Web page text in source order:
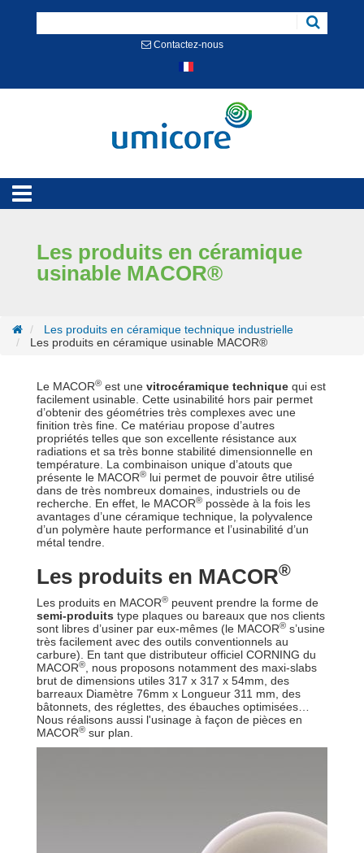
Contactez-nous
Les produits en céramique
usinable MACOR®
Les produits en céramique technique industrielle
Les produits en céramique usinable MACOR®
Le MACOR® est une vitrocéramique technique qui est
facilement usinable. Cette usinabilité hors pair permet
d’obtenir des géométries très complexes avec une
finition très fine. Ce matériau propose d’autres
propriétés telles que son excellente résistance aux
radiations et sa très bonne stabilité dimensionnelle en
température. La combinaison unique d’atouts que
présente le MACOR® lui permet de pouvoir être utilisé
dans de très nombreux domaines, industriels ou de
recherche. En effet, le MACOR® possède à la fois les
avantages d’une céramique technique, la polyvalence
d’un polymère haute performance et l’usinabilité d’un
métal tendre.
Les produits en MACOR®
Les produits en MACOR® peuvent prendre la forme de
semi-produits type plaques ou bareaux que nos clients
sont libres d’usiner par eux-mêmes (le MACOR® s’usine
très facilement avec des outils conventionnels au
carbure). En tant que distributeur officiel CORNING du
MACOR®
, nous proposons notamment des maxi-slabs
brut de dimensions utiles 317 x 317 x 54mm, des
barreaux Diamètre 76mm x Longueur 311 mm, des
bâtonnets, des réglettes, des ébauches optimisées…
Nous réalisons aussi l'usinage à façon de pièces en
MACOR® sur plan.